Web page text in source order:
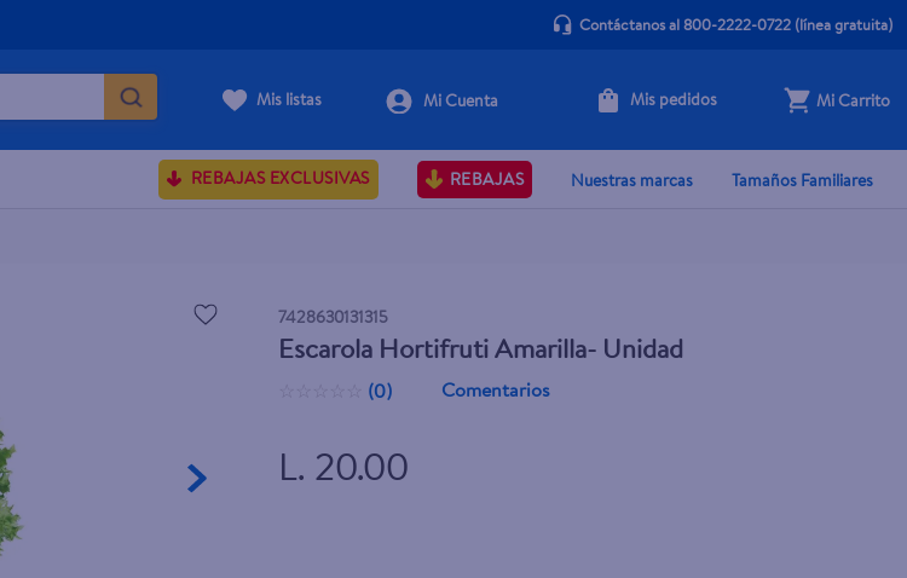
Contáctanos al 800-2222-0722(línea gratuita)
Mis listas Mis pedidos Mi Carrito
REBAJAS EXCLUSIVAS REBAJAS Nuestras marcas Tamaños Familiares
7428630131315
Escarola Hortifruti Amarilla- Unidad
(0) Comentarios
L. 20.00
+ Agregar